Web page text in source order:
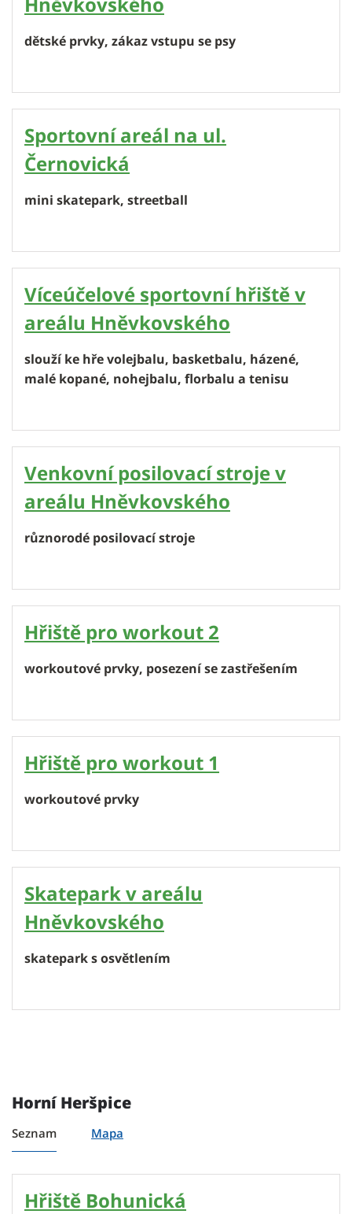
dětské prvky, zákaz vstupu se psy
Sportovní areál na ul.
Černovická
mini skatepark, streetball
Víceúčelové sportovní hřiště v
areálu Hněvkovského
slouží ke hře volejbalu, basketbalu, házené,
malé kopané, nohejbalu, florbalu a tenisu
Venkovní posilovací stroje v
areálu Hněvkovského
různorodé posilovací stroje
Hřiště pro workout 2
workoutové prvky, posezení se zastřešením
Hřiště pro workout 1
workoutové prvky
Skatepark v areálu
Hněvkovského
skatepark s osvětlením
Horní Heršpice
Seznam Mapa
Hřiště Bohunická